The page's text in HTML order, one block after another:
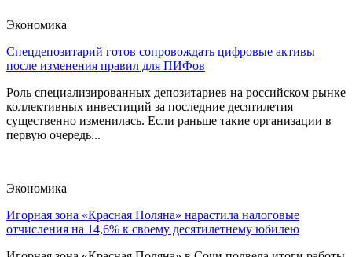
Экономика
Спецдепозитарий готов сопровождать цифровые активы
после изменения правил для ПИФов
Роль специализированных депозитариев на российском рынке
коллективных инвестиций за последние десятилетия
существенно изменилась. Если раньше такие организации в
первую очередь...
Экономика
Игорная зона «Красная Поляна» нарастила налоговые
отчисления на 14,6% к своему десятилетнему юбилею